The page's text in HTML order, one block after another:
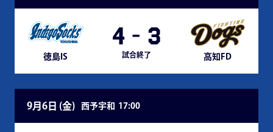
徳島IS
4 - 3
試合終了 高知FD
9月6日 (金) 西予宇和 17:00